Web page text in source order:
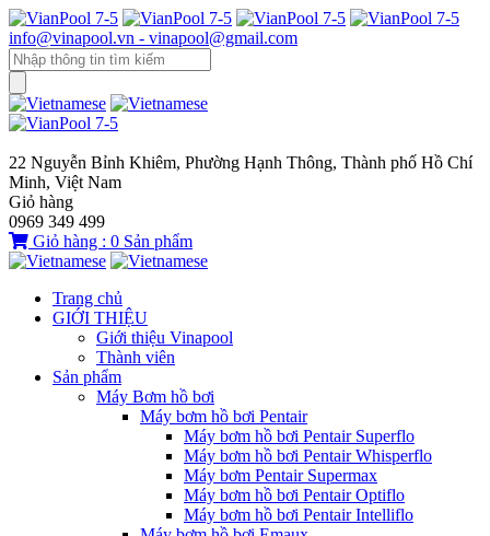
info@vinapool.vn - vinapool@gmail.com
22 Nguyễn Bỉnh Khiêm, Phường Hạnh Thông, Thành phố Hồ Chí
Minh, Việt Nam
Giỏ hàng
0969 349 499
Giỏ hàng : 0 Sản phẩm
Trang chủ
GIỚI THIỆU
Giới thiệu Vinapool
Thành viên
Sản phẩm
Máy Bơm hồ bơi
Máy bơm hồ bơi Pentair
Máy bơm hồ bơi Pentair Superflo
Máy bơm hồ bơi Pentair Whisperflo
Máy bơm Pentair Supermax
Máy bơm hồ bơi Pentair Optiflo
Máy bơm hồ bơi Pentair Intelliflo